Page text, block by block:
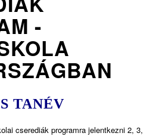
-
TANÉV
cserediák programra jelentkezni 2, 3,